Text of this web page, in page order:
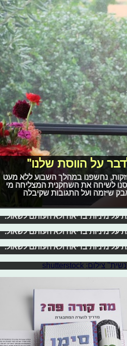
על הווסת שלנו"
נחשפנו במהלך השבוע ללא מעט
לשיחה את השחקנית המצליחה מי
שיזמה ועל התגובות שקיבלה
מיניות בריאה ולא העזתם לשאול.
מיניות בריאה ולא העזתם לשאול.
מיניות בריאה ולא העזתם לשאול.
למוצרי היגיינה נשית"
בדיוק את התוצאה ההפוכה: כאשר
כאבי מחזור צופות בסרטונים
על הפרסומות שמכחישות את